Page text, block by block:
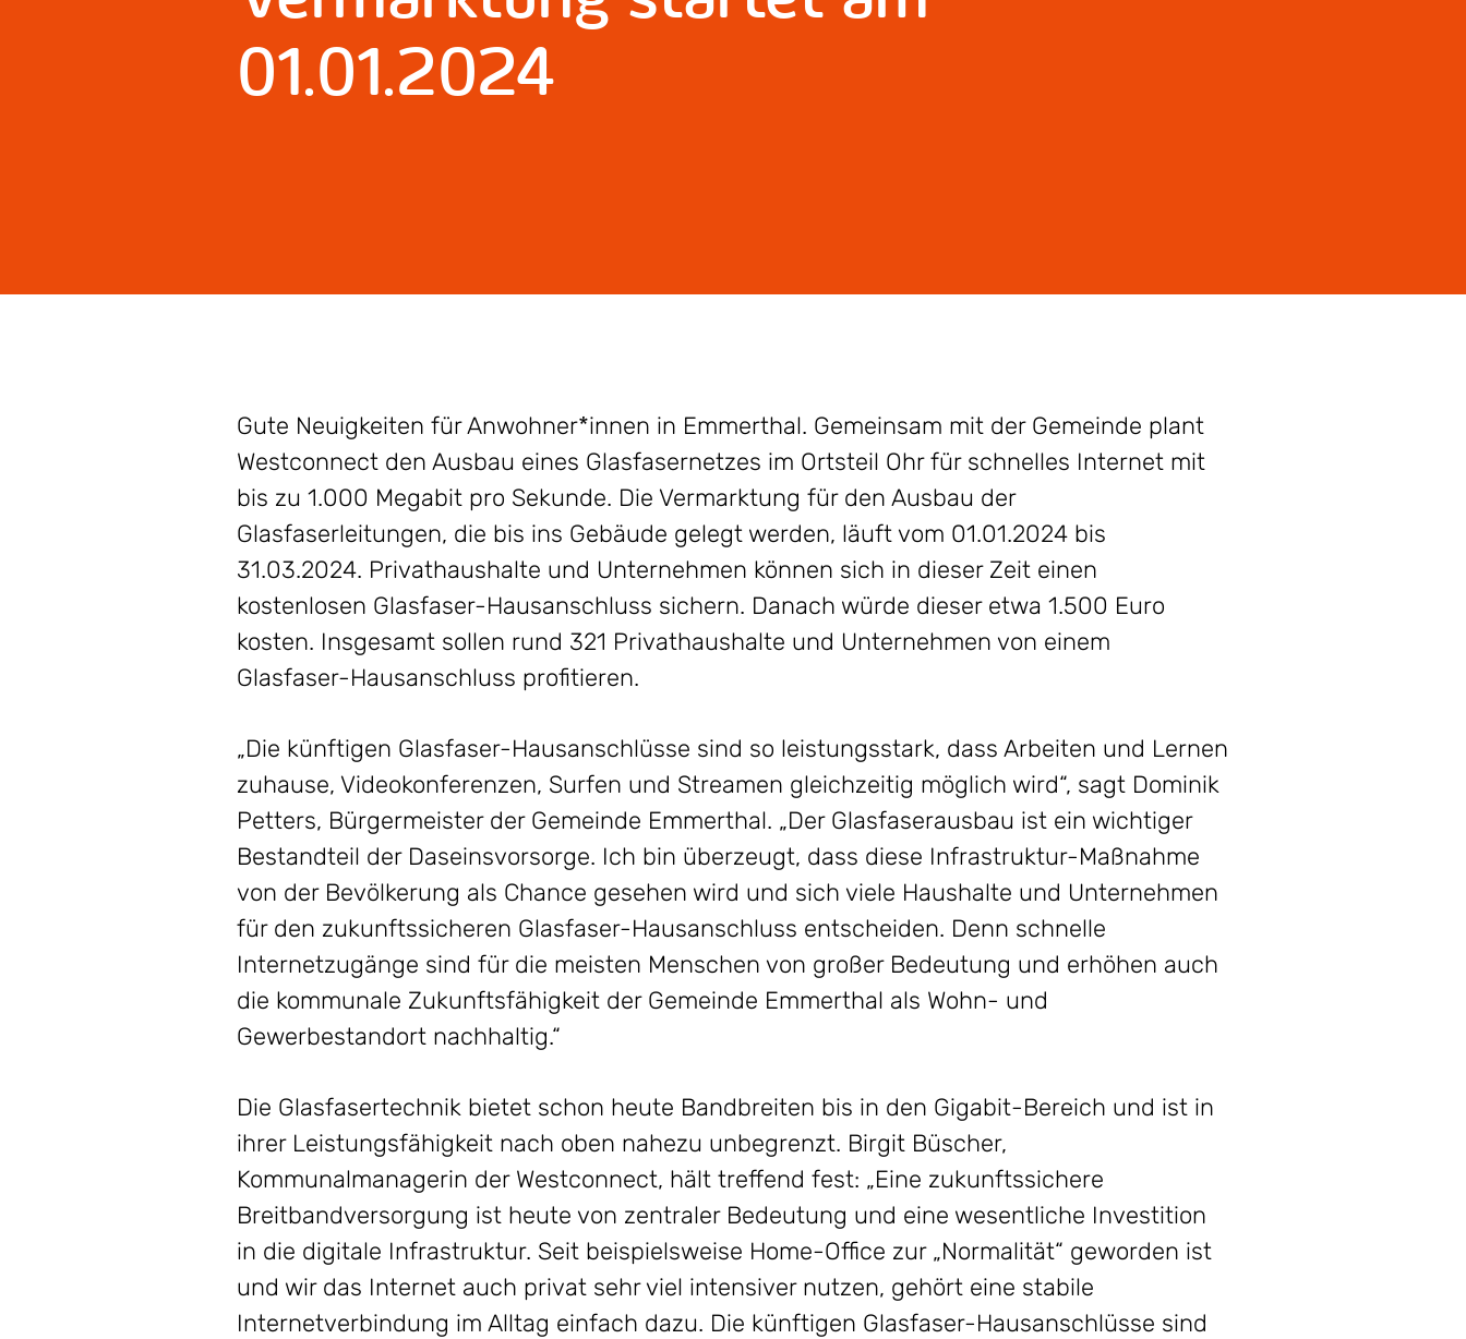
01.01.2024
Gute Neuigkeiten für Anwohner*innen in Emmerthal. Gemeinsam mit der Gemeinde plant
Westconnect den Ausbau eines Glasfasernetzes im Ortsteil Ohr für schnelles Internet mit
bis zu 1.000 Megabit pro Sekunde. Die Vermarktung für den Ausbau der
Glasfaserleitungen, die bis ins Gebäude gelegt werden, läuft vom 01.01.2024 bis
31.03.2024. Privathaushalte und Unternehmen können sich in dieser Zeit einen
kostenlosen Glasfaser-Hausanschluss sichern. Danach würde dieser etwa 1.500 Euro
kosten. Insgesamt sollen rund 321 Privathaushalte und Unternehmen von einem
Glasfaser-Hausanschluss profitieren.
„Die künftigen Glasfaser-Hausanschlüsse sind so leistungsstark, dass Arbeiten und Lernen
zuhause, Videokonferenzen, Surfen und Streamen gleichzeitig möglich wird“, sagt Dominik
Petters, Bürgermeister der Gemeinde Emmerthal. „Der Glasfaserausbau ist ein wichtiger
Bestandteil der Daseinsvorsorge. Ich bin überzeugt, dass diese Infrastruktur-Maßnahme
von der Bevölkerung als Chance gesehen wird und sich viele Haushalte und Unternehmen
für den zukunftssicheren Glasfaser-Hausanschluss entscheiden. Denn schnelle
Internetzugänge sind für die meisten Menschen von großer Bedeutung und erhöhen auch
die kommunale Zukunftsfähigkeit der Gemeinde Emmerthal als Wohn- und
Gewerbestandort nachhaltig.“
Die Glasfasertechnik bietet schon heute Bandbreiten bis in den Gigabit-Bereich und ist in
ihrer Leistungsfähigkeit nach oben nahezu unbegrenzt. Birgit Büscher,
Kommunalmanagerin der Westconnect, hält treffend fest: „Eine zukunftssichere
Breitbandversorgung ist heute von zentraler Bedeutung und eine wesentliche Investition
in die digitale Infrastruktur. Seit beispielsweise Home-Office zur „Normalität“ geworden ist
und wir das Internet auch privat sehr viel intensiver nutzen, gehört eine stabile
Internetverbindung im Alltag einfach dazu. Die künftigen Glasfaser-Hausanschlüsse sind